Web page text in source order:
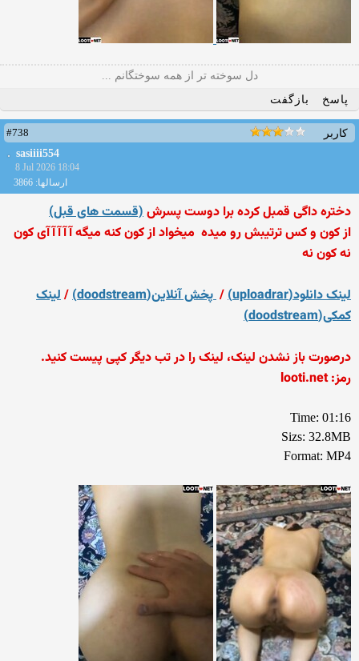
دل سوخته تر از همه سوختگانم ...
پاسخ
بازگفت
کاربر
#738
sasiiii554
8 Jul 2026 18:04
ارسالها: 3866
دختره داگی قمبل کرده برا دوست پسرش(قسمت های قبل)
از کون و کس ترتیبش رو میده میخواد از کون کنه میگه آآآآآی کون
نه کون نه
لینک دانلود(uploadrar) / پخش آنلاین(doodstream) /لینک
کمکی(doodstream)
درصورت باز نشدن لینک، لینک را در تب دیگر کپی پیست کنید.
رمز: looti.net
Time: 01:16
Sizs: 32.8MB
Format: MP4